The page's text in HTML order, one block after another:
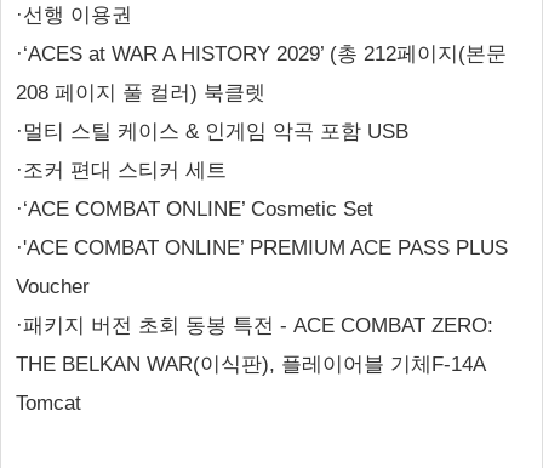
·선행 이용권
·‘ACES at WAR A HISTORY 2029’ (총 212페이지(본문
208 페이지 풀 컬러) 북클렛
·멀티 스틸 케이스 & 인게임 악곡 포함 USB
·조커 편대 스티커 세트
·‘ACE COMBAT ONLINE’ Cosmetic Set
·'ACE COMBAT ONLINE’ PREMIUM ACE PASS PLUS
Voucher
·패키지 버전 초회 동봉 특전 - ACE COMBAT ZERO:
THE BELKAN WAR(이식판), 플레이어블 기체F-14A
Tomcat